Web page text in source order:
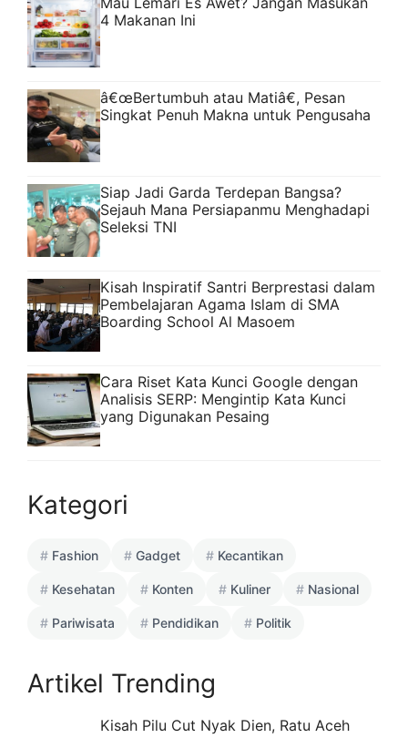
4 Makanan Ini
â€œBertumbuh atau Matiâ€, Pesan
Singkat Penuh Makna untuk Pengusaha
Siap Jadi Garda Terdepan Bangsa?
Sejauh Mana Persiapanmu Menghadapi
Seleksi TNI
Kisah Inspiratif Santri Berprestasi dalam
Pembelajaran Agama Islam di SMA
Boarding School Al Masoem
Cara Riset Kata Kunci Google dengan
Analisis SERP: Mengintip Kata Kunci
yang Digunakan Pesaing
Kategori
Fashion Gadget Kecantikan
Kesehatan Konten Kuliner Nasional
Pariwisata Pendidikan Politik
Artikel Trending
Kisah Pilu Cut Nyak Dien, Ratu Aceh